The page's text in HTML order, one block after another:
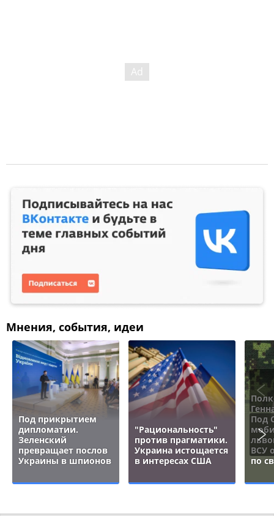
Мнения, события, идеи
Под прикрытием
дипломатии.
Зеленский
превращает послов
Украины в шпионов
"Рациональность"
против прагматики.
Украина истощается
в интересах США
Под
ВСУ
по